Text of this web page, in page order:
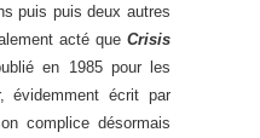
puis puis deux autres
acté que Crisis
en 1985 pour les
évidemment écrit par
complice désormais